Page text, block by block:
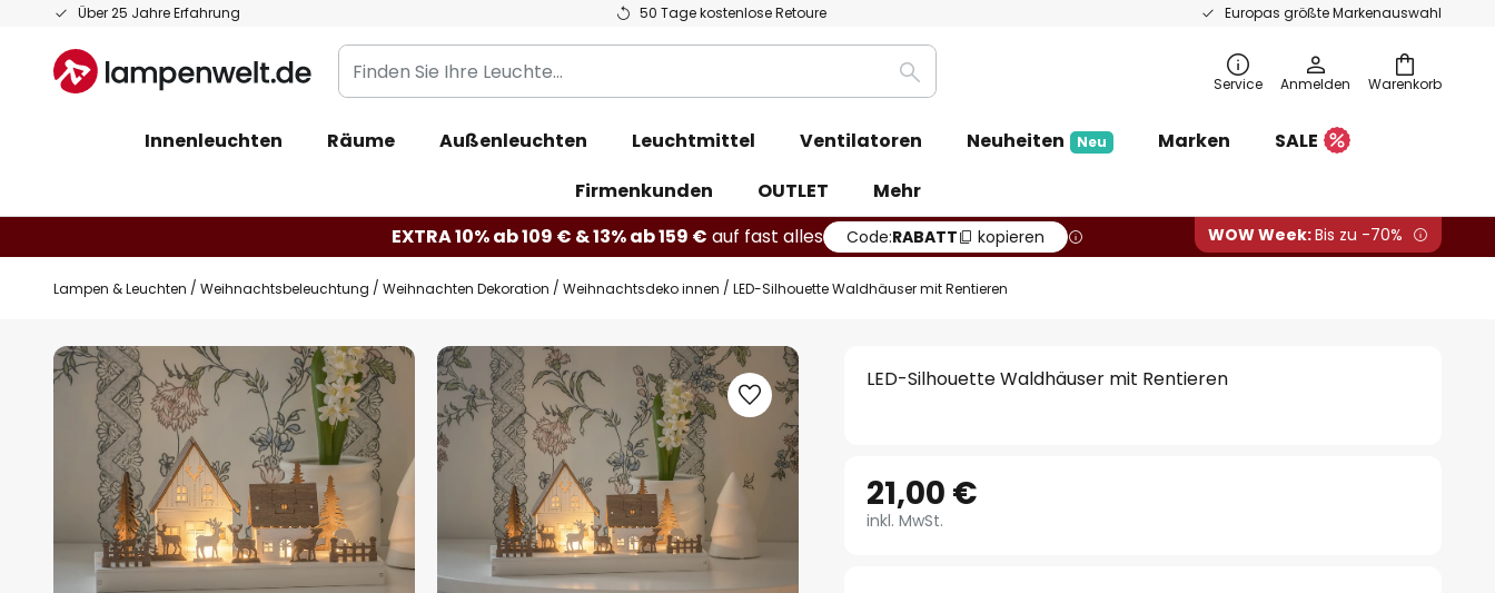
Über 25 Jahre Erfahrung 50 Tage kostenlose Retoure Europas größte Markenauswahl
Zum
springen
Warenkorb
Finden
Sie
Leuchte...
Suche Service Anmelden
Innenleuchten Räume Außenleuchten Leuchtmittel Ventilatoren Neuheiten Neu Marken
SALE
Firmenkunden
OUTLET
Mehr
EXTRA 10% ab 109 € & 13% ab 159 € auf fast alles Code:RABATT kopieren WOW Week:Bis zu -70%
Lampen & Leuchten Weihnachtsbeleuchtung Weihnachten Dekoration Weihnachtsdeko innen LED-Silhouette Waldhäuser mit Rentieren
Zum
Ende
Bildgalerie
springen
LED-Silhouette Waldhäuser mit Rentieren
21,00 €
inkl. MwSt.